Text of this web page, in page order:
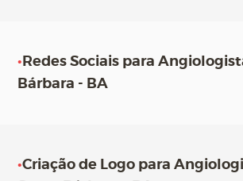
• Redes Sociais para
Bárbara - BA
•Criação de Logo para